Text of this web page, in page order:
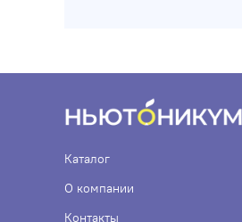
Каталог
О компании
Контакты